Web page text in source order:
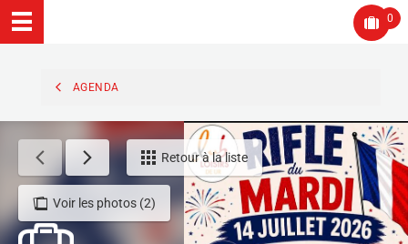
0
AGENDA
Retour à la liste
Voir les photos (2)